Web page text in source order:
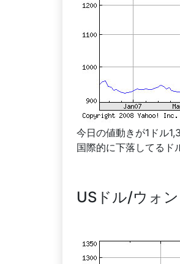
今日の値動きが1ドル
国際的に下落してる
USドル/ウォン